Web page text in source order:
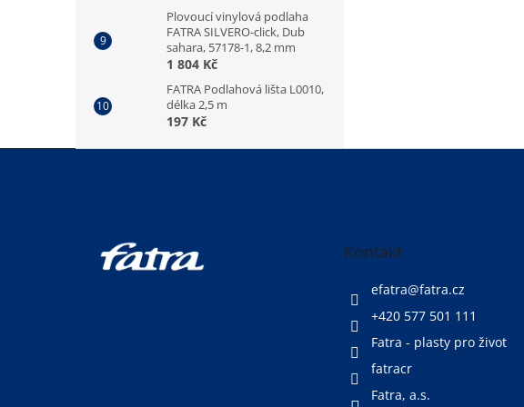
Plovoucí vinylová podlaha
FATRA SILVERO-click, Dub
sahara, 57178-1, 8,2 mm
1 804 Kč
FATRA Podlahová lišta L0010,
délka 2,5 m
197 Kč
Kontakt
efatra@fatra.cz
+420 577 501 111
Fatra - plasty pro život
fatracr
Fatra, a.s.